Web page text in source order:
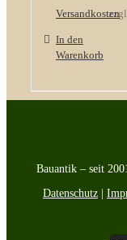
Versandkosten
In den
Warenkorb
Bauantik – seit
Datenschutz